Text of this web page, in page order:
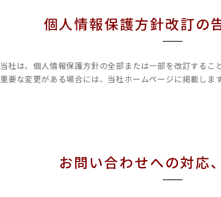
個人情報保護方針改訂の
当社は、個人情報保護方針の全部または一部を改訂するこ
重要な変更がある場合には、当社ホームページに掲載しま
お問い合わせへの対応